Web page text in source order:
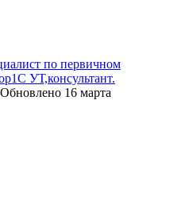
по первичном
УТ,консультант.
Обновлено 16 марта